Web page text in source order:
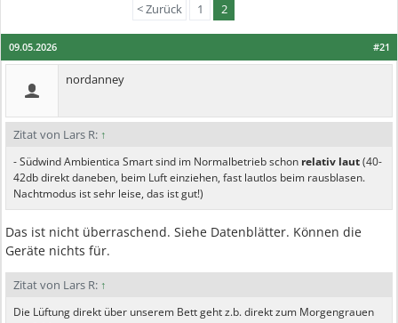
< Zurück 1 2
#21
09.05.2026
nordanney
Zitat von Lars R: ↑
- Südwind Ambientica Smart sind im Normalbetrieb schon relativ laut(40-
42db direkt daneben, beim Luft einziehen, fast lautlos beim rausblasen.
Nachtmodus ist sehr leise, das ist gut!)
Das ist nicht überraschend. Siehe Datenblätter. Können die
Geräte nichts für.
Zitat von Lars R: ↑
Die Lüftung direkt über unserem Bett geht z.b. direkt zum Morgengrauen